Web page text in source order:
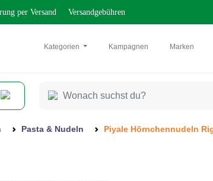
per Versand Versandgebühren
Kategorien Kampagnen Marken
Pasta & Nudeln Piyale Hörnchennudeln